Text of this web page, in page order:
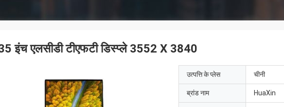
इंच एलसीडी टीएफटी डिस्प्ले 3552 X 3840
उत्पत्ति के प्लेस चीनी
ब्रांड नाम HuaXin